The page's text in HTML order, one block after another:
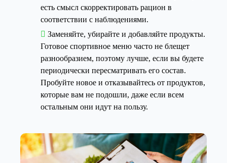
есть смысл скорректировать рацион в
соответствии с наблюдениями.
Заменяйте, убирайте и добавляйте продукты.
Готовое спортивное меню часто не блещет
разнообразием, поэтому лучше, если вы будете
периодически пересматривать его состав.
Пробуйте новое и отказывайтесь от продуктов,
которые вам не подошли, даже если всем
остальным они идут на пользу.